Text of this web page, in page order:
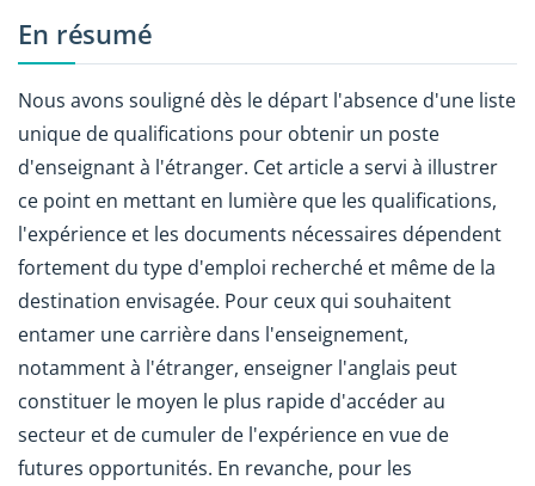
En résumé
Nous avons souligné dès le départ l'absence d'une liste
unique de qualifications pour obtenir un poste
d'enseignant à l'étranger. Cet article a servi à illustrer
ce point en mettant en lumière que les qualifications,
l'expérience et les documents nécessaires dépendent
fortement du type d'emploi recherché et même de la
destination envisagée. Pour ceux qui souhaitent
entamer une carrière dans l'enseignement,
notamment à l'étranger, enseigner l'anglais peut
constituer le moyen le plus rapide d'accéder au
secteur et de cumuler de l'expérience en vue de
futures opportunités. En revanche, pour les